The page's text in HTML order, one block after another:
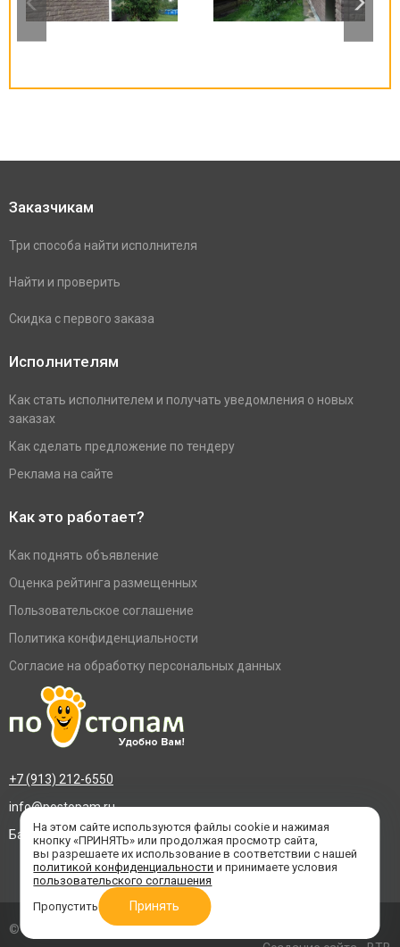
Заказчикам
Три способа найти исполнителя
Найти и проверить
Скидка с первого заказа
Исполнителям
Как стать исполнителем и получать уведомления о новых
заказах
Как сделать предложение по тендеру
Реклама на сайте
Как это работает?
Как поднять объявление
Оценка рейтинга размещенных
Пользовательское соглашение
Политика конфиденциальности
Согласие на обработку персональных данных
+7 (913) 212-6550
info@postopam.ru
Барнаул, пр. Социалистический 109, оф.455
© 2016–2026 «По стопам»
На этом сайте используются файлы cookie и нажимая
кнопку «ПРИНЯТЬ» или продолжая просмотр сайта,
вы разрешаете их использование в соответствии с нашей
политикой конфиденциальности и принимаете условия
пользовательского соглашения
Пропустить
Принять